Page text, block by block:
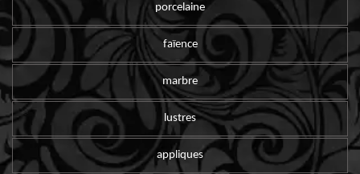
porcelaine
faïence
marbre
lustres
appliques